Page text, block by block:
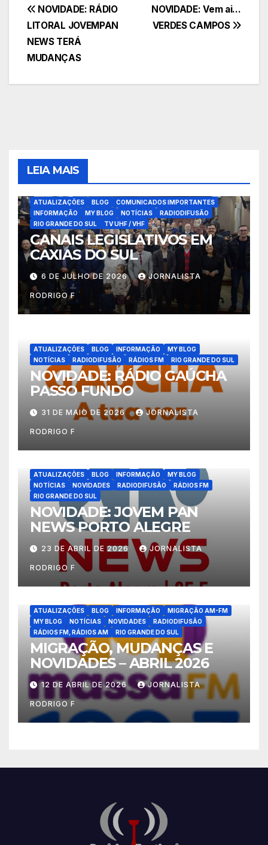
Navegação
de
Post
NOVIDADE: Vem ai…
VERDES CAMPOS
NOVIDADE: RÁDIO
LITORAL JOVEMPAN
NEWS TERÁ
MUDANÇAS
LEIA MAIS
ATUALIZAÇÕES BLOG
COMUNICADOS IMPORTANTES
INFORMAÇÃO
MY BLOG NOTÍCIAS
RADIODIFUSÃO
RIO GRANDE DO SUL
TV UHF / VHF
CANAIS LEGISLATIVOS EM
CAXIAS DO SUL
6 DE JULHO DE 2026 JORNALISTA
RODRIGO F
ATUALIZAÇÕES BLOG INFORMAÇÃO
MY BLOG
NOTÍCIAS
RADIODIFUSÃO RÁDIOS FM RIO GRANDE DO SUL
NOVIDADE: RÁDIO GAÚCHA
PASSO FUNDO
31 DE MAIO DE 2026 JORNALISTA
RODRIGO F
ATUALIZAÇÕES BLOG INFORMAÇÃO
MY BLOG
NOTÍCIAS
NOVIDADES RADIODIFUSÃO
RÁDIOS FM
RIO GRANDE DO SUL
NOVIDADE: JOVEM PAN
NEWS PORTO ALEGRE
23 DE ABRIL DE 2026 JORNALISTA
RODRIGO F
ATUALIZAÇÕES BLOG INFORMAÇÃO
MIGRAÇÃO AM-FM
MY BLOG
NOTÍCIAS NOVIDADES
RADIODIFUSÃO
RÁDIOS FM, RÁDIOS AM
RIO GRANDE DO SUL
MIGRAÇÃO, MUDANÇAS E
NOVIDADES – ABRIL 2026
12 DE ABRIL DE 2026 JORNALISTA
RODRIGO F